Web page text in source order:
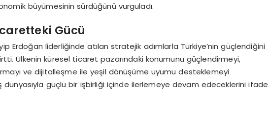
büyümesinin sürdüğünü vurguladı.
Gücü
Erdoğan liderliğinde atılan stratejik adımlarla Türkiye’nin güçlendiğini
Ülkenin küresel ticaret pazarındaki konumunu güçlendirmeyi,
ve dijitalleşme ile yeşil dönüşüme uyumu desteklemeyi
güçlü bir işbirliği içinde ilerlemeye devam edeceklerini ifade